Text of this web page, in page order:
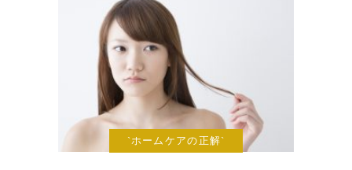
`ホームケアの正解`